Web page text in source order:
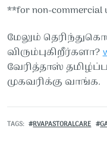
**for non-commercial
மேலும்
விரும்புகிறீர்களா?
வேரித்தாஸ்
முகவரிக்கு வாங்க.
TAGS RVAPASTORALCARE